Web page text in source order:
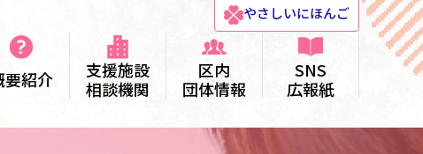
やさしいにほんご
要紹介
支援施設
相談機関
区内
団体情報
SNS
広報紙